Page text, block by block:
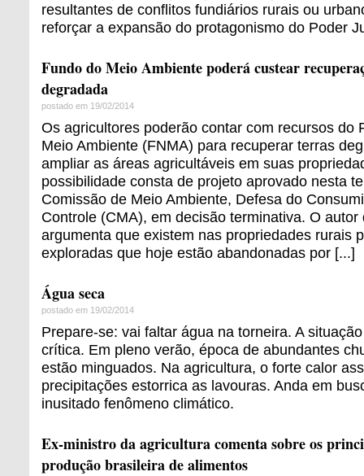
resultantes de conflitos fundiários rurais ou
reforçar a expansão do protagonismo do Poder
Fundo do Meio Ambiente poderá custear
degradada
postado em 19/02/2014
Os agricultores poderão contar com recursos do
Meio Ambiente (FNMA) para recuperar terras
ampliar as áreas agricultáveis em suas
possibilidade consta de projeto aprovado nesta
Comissão de Meio Ambiente, Defesa do
Controle (CMA), em decisão terminativa. O autor
argumenta que existem nas propriedades rurais
exploradas que hoje estão abandonadas por [...]
Água seca
postado em 19/02/2014
Prepare-se: vai faltar água na torneira. A
crítica. Em pleno verão, época de abundantes
estão minguados. Na agricultura, o forte calor
precipitações estorrica as lavouras. Anda em
inusitado fenômeno climático.
Ex-ministro da agricultura comenta sobre os
produção brasileira de alimentos